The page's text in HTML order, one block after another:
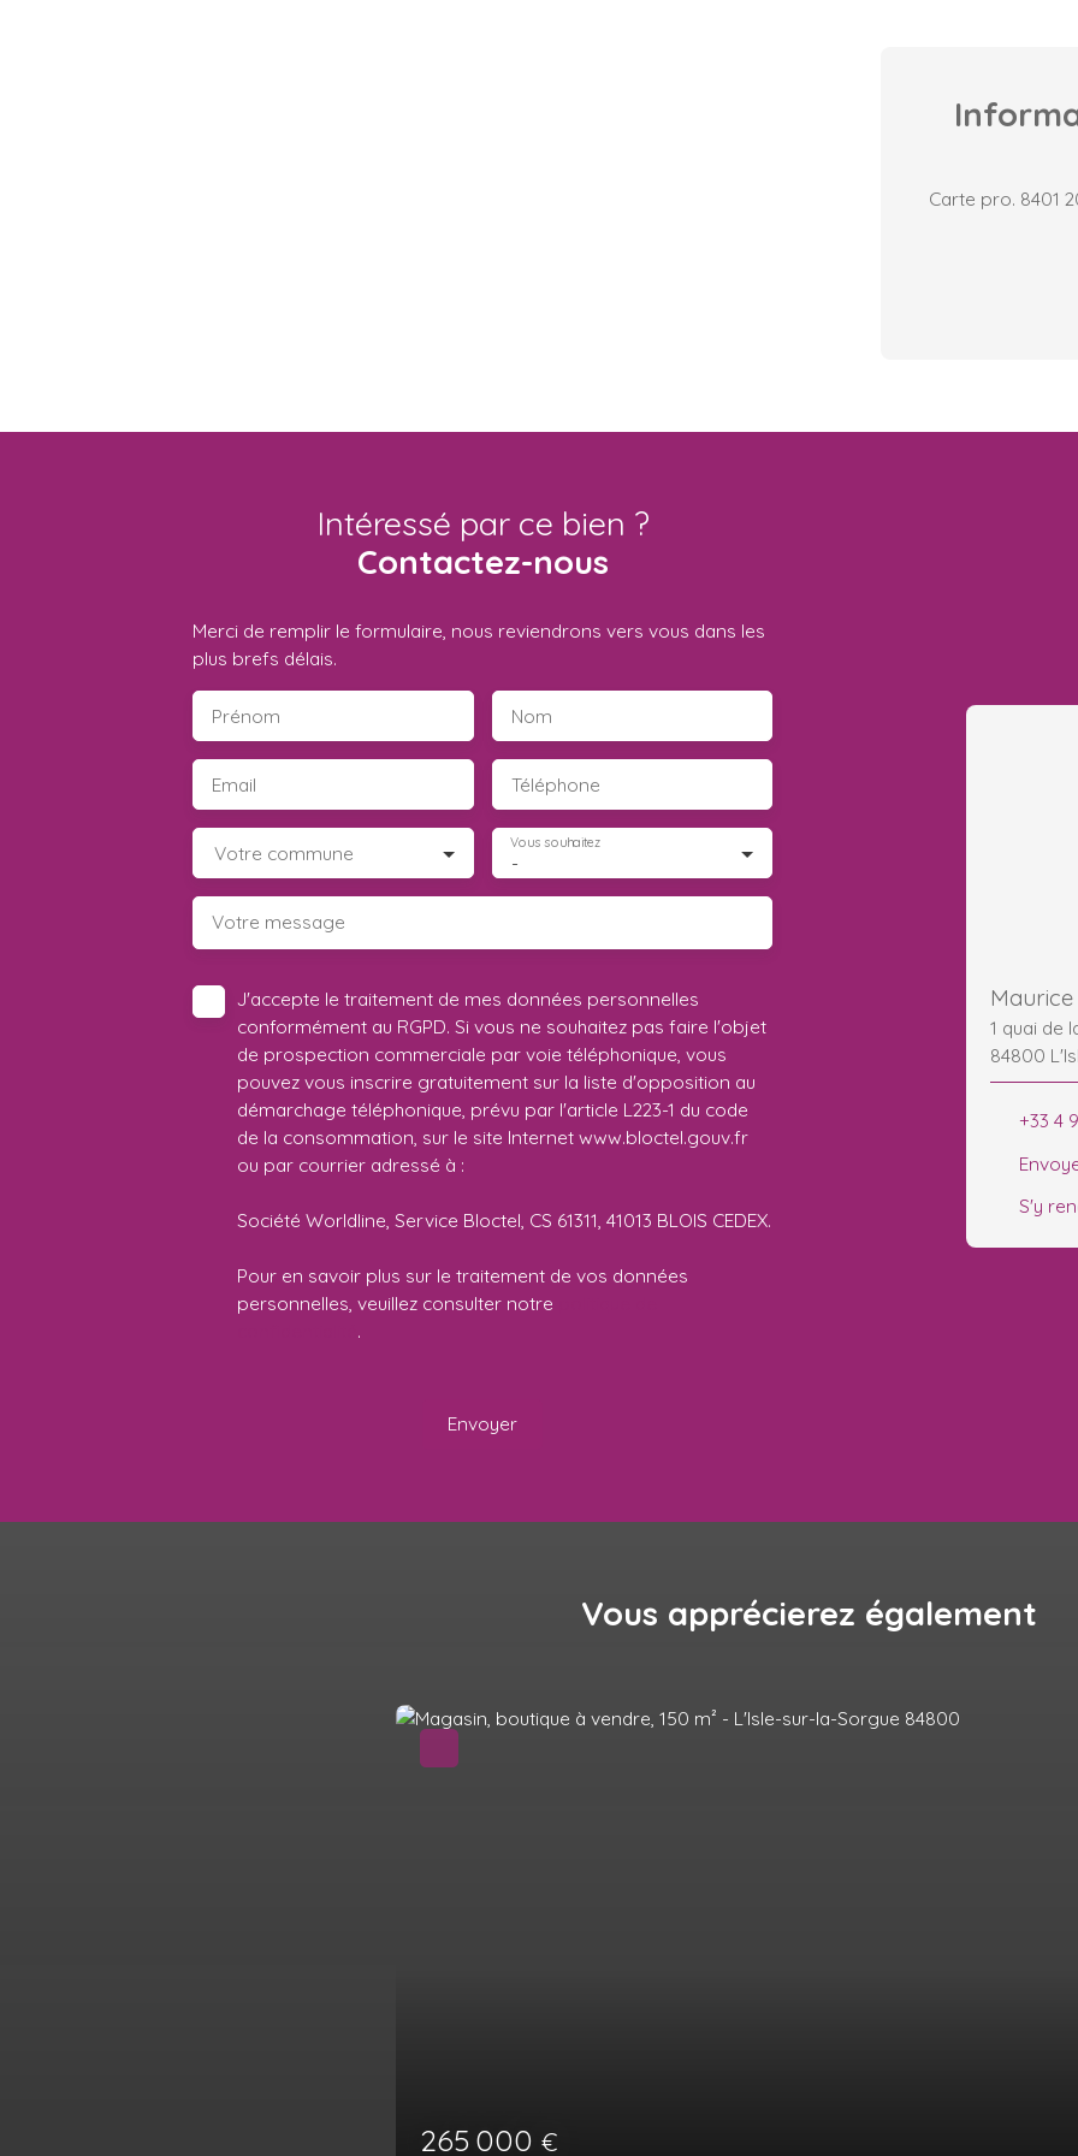
Carte pro. 8401
Intéressé par ce bien ?
Contactez-nous
Merci de remplir le formulaire, nous reviendrons vers vous dans les
plus brefs délais.
Prénom Nom
Email Téléphone
Votre commune -
Vous souhaitez
Votre message
J'accepte le traitement de mes données personnelles
conformément au RGPD. Si vous ne souhaitez pas faire l'objet
de prospection commerciale par voie téléphonique, vous
pouvez vous inscrire gratuitement sur la liste d'opposition au
démarchage téléphonique, prévu par l'article L223-1 du code
de la consommation, sur le site Internet www.bloctel.gouv.fr
ou par courrier adressé à :
Société Worldline, Service Bloctel, CS 61311, 41013 BLOIS CEDEX.
Pour en savoir plus sur le traitement de vos données
personnelles, veuillez consulter notre
.
Envoyer
1 quai de
84800
+33 4
S'y
Vous apprécierez également
Nous contacter